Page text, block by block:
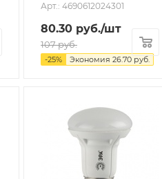
Арт.: 4690612024301
80.30 руб./шт
107руб.
-25% Экономия 26.70 руб.